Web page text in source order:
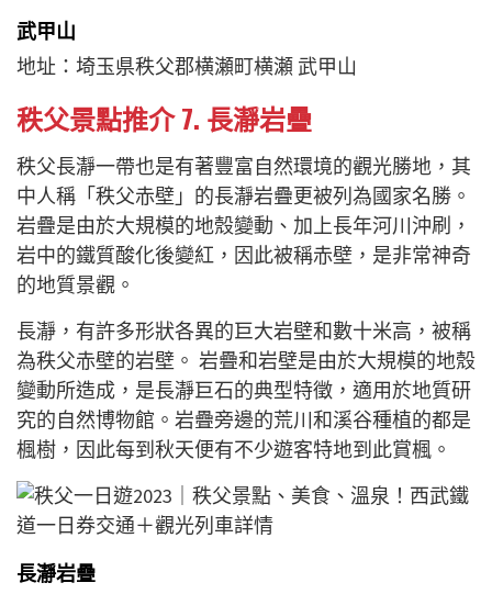
武甲山
地址：埼玉県秩父郡横瀬町横瀬 武甲山
秩父景點推介 7. 長瀞岩疊
秩父長瀞一帶也是有著豐富自然環境的觀光勝地，其
中人稱「秩父赤壁」的長瀞岩疊更被列為國家名勝。
岩疊是由於大規模的地殼變動、加上長年河川沖刷，
岩中的鐵質酸化後變紅，因此被稱赤壁，是非常神奇
的地質景觀。
長瀞，有許多形狀各異的巨大岩壁和數十米高，被稱
為秩父赤壁的岩壁。 岩疊和岩壁是由於大規模的地殼
變動所造成，是長瀞巨石的典型特徵，適用於地質研
究的自然博物館。岩疊旁邊的荒川和溪谷種植的都是
楓樹，因此每到秋天便有不少遊客特地到此賞楓。
長瀞岩疊